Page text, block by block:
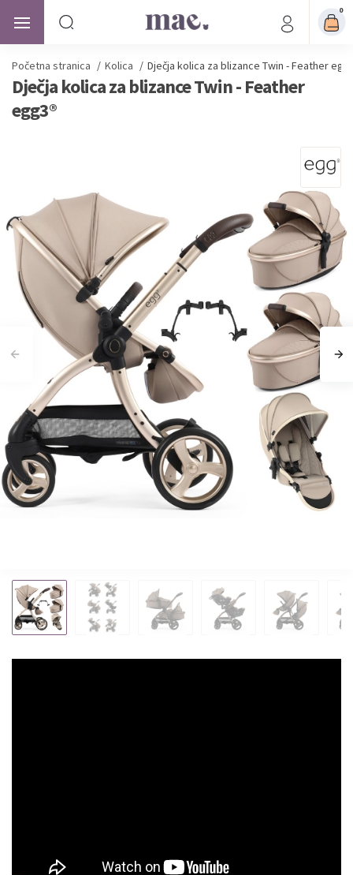
0
Početna stranica / Kolica / Dječja kolica za blizance Twin - Feather
Dječja kolica za blizance Twin - Feather
egg3®